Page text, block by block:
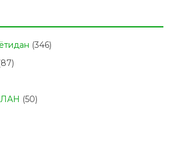
(346)
(50)